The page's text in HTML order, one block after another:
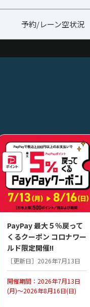
予約/レーン空状況
PayPay 最大５％戻って
くるクーポン コロナワー
ルド限定開催!!
［更新日］2026年7月13日
開催期間：2026年7月13日
(月)～2026年8月16日(日)